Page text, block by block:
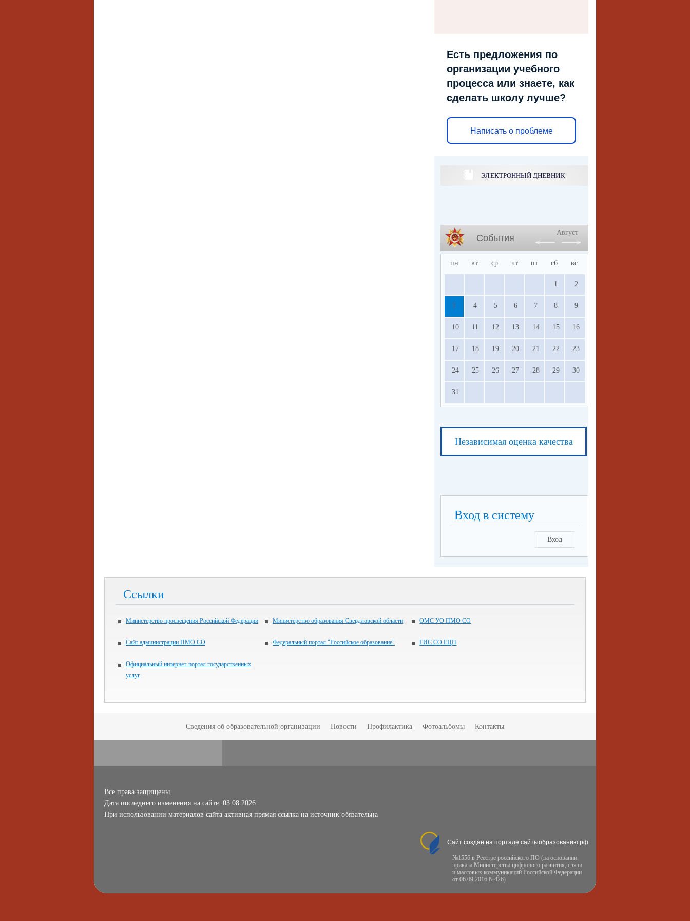
Есть предложения по
организации учебного
процесса или знаете, как
сделать школу лучше?
Написать о проблеме
ЭЛЕКТРОННЫЙ ДНЕВНИК
События
Август
пн вт ср чт пт сб вс
1 2
3 4 5 6 7 8 9
10 11 12 13 14 15 16
17 18 19 20 21 22 23
24 25 26 27 28 29 30
31
Независимая оценка качества
Вход в систему
Вход
Ссылки
Министерство просвещения Российской Федерации Министерство образования Свердловской области ОМС УО ПМО СО
Сайт администрации ПМО СО Федеральный портал "Российское образование" ГИС СО ЕЦП
Официальный интернет-портал государственных
услуг
Сведения об образовательной организации Новости Профилактика Фотоальбомы Контакты
Все права защищены.
Дата последнего изменения на сайте: 03.08.2026
При использовании материалов сайта активная прямая ссылка на источник обязательна
Сайт создан на портале сайтыобразованию.рф
№1556 в Реестре российского ПО (на основании
приказа Министерства цифрового развития, связи
и массовых коммуникаций Российской Федерации
от 06.09.2016 №426)